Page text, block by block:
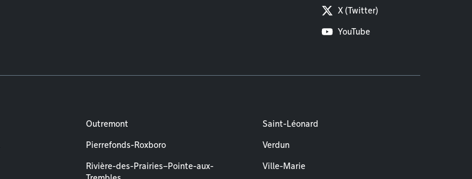
X (Twitter)
YouTube
Outremont
Pierrefonds-Roxboro
Rivière-des-Prairies–Pointe-aux-
Saint-Léonard
Verdun
Ville-Marie